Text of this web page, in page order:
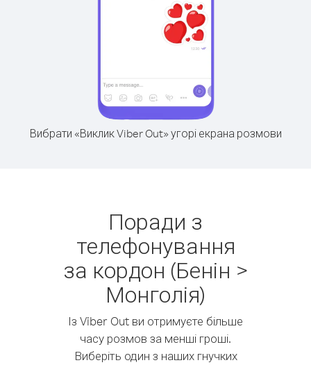
Вибрати «Виклик Viber Out» угорі екрана розмови
Поради з
телефонування
за кордон (Бенін >
Монголія)
Із Viber Out ви отримуєте більше
часу розмов за менші гроші.
Виберіть один з наших гнучких